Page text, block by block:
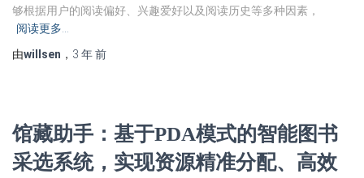
够根据用户的阅读偏好、兴趣爱好以及阅读历史等多种因素，
阅读更多…
由willsen ， 3 年前
馆藏助手：基于PDA模式的智能图书
采选系统，实现资源精准分配、高效